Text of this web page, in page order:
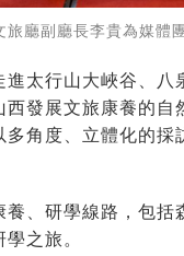
旅廳副廳長李貴為媒體
太行山大峽谷、
發展文旅康養的
角度、立體化的
、研學線路，包
之旅。